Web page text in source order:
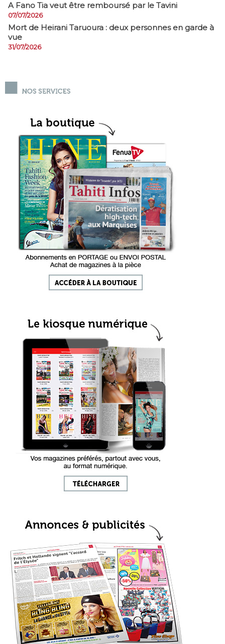
A Fano Tia veut être remboursé par le Tavini
07/07/2026
Mort de Heirani Taruoura : deux personnes en garde à
vue
31/07/2026